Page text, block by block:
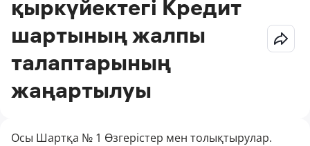
қыркүйектегі Кредит
шартының жалпы
талаптарының
жаңартылуы
Осы Шартқа № 1 Өзгерістер мен толықтырулар.